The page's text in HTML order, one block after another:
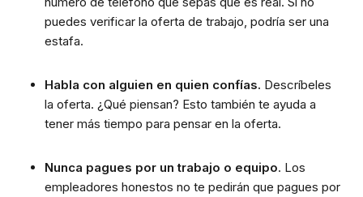
puedes verificar la oferta de trabajo, podría ser una
estafa.
Habla con alguien en quien confías. Descríbeles
la oferta. ¿Qué piensan? Esto también te ayuda a
tener más tiempo para pensar en la oferta.
Nunca pagues por un trabajo o equipo. Los
empleadores honestos no te pedirán que pagues por